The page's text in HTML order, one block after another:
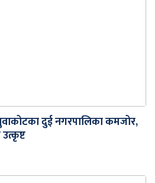
दुई नगरपालिका कमजोर,